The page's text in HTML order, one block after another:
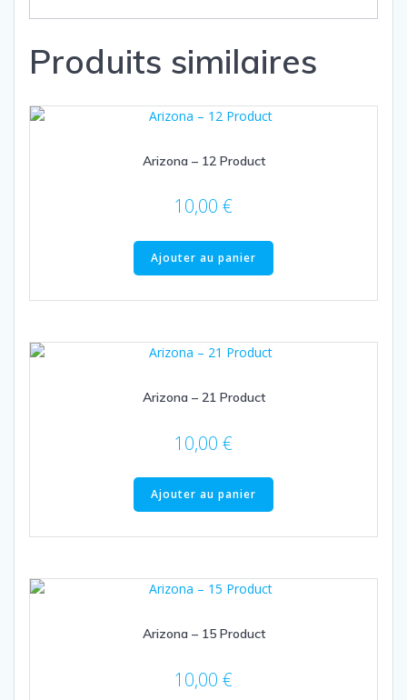
Produits similaires
Arizona – 12 Product
10,00 €
Ajouter au panier
Arizona – 21 Product
10,00 €
Ajouter au panier
Arizona – 15 Product
10,00 €